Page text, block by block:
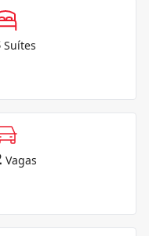
Suítes
Vagas